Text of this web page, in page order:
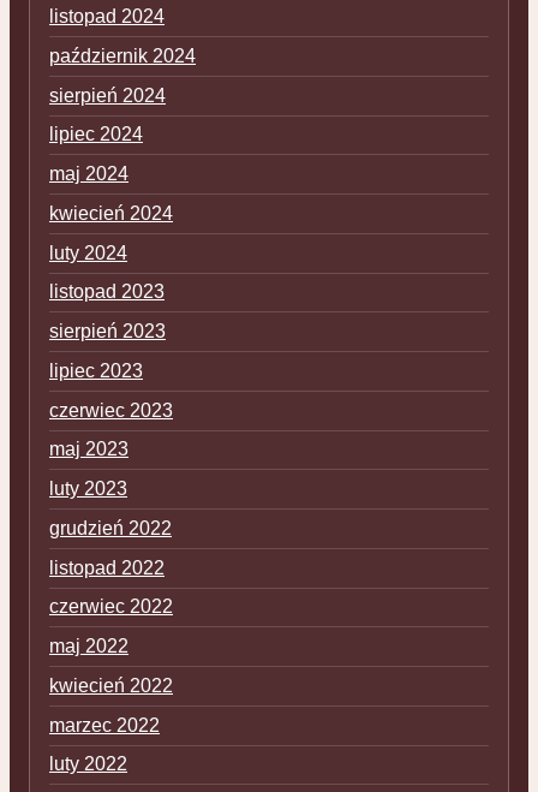
listopad 2024
październik 2024
sierpień 2024
lipiec 2024
maj 2024
kwiecień 2024
luty 2024
listopad 2023
sierpień 2023
lipiec 2023
czerwiec 2023
maj 2023
luty 2023
grudzień 2022
listopad 2022
czerwiec 2022
maj 2022
kwiecień 2022
marzec 2022
luty 2022